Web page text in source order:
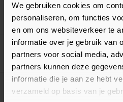
We gebruiken cookies om
personaliseren, om functies
en om ons websiteverkeer te
informatie over je gebruik van
partners voor social media,
partners kunnen deze
informatie die je aan ze hebt
verzameld op basis van je
Al 40 jaar
Sakrete
Verkrijgbaar in 8